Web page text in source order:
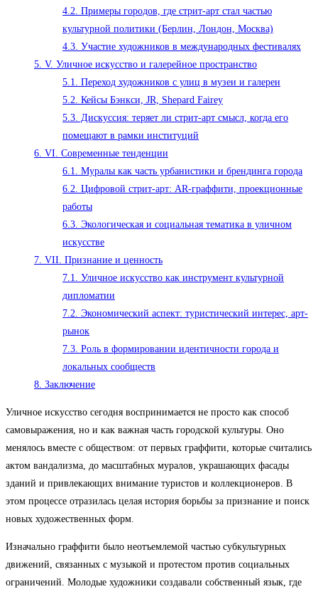
4.2. Примеры городов, где стрит-арт стал частью
культурной политики (Берлин, Лондон, Москва)
4.3. Участие художников в международных фестивалях
5. V. Уличное искусство и галерейное пространство
5.1. Переход художников с улиц в музеи и галереи
5.2. Кейсы Бэнкси, JR, Shepard Fairey
5.3. Дискуссия: теряет ли стрит-арт смысл, когда его
помещают в рамки институций
6. VI. Современные тенденции
6.1. Муралы как часть урбанистики и брендинга города
6.2. Цифровой стрит-арт: AR-граффити, проекционные
работы
6.3. Экологическая и социальная тематика в уличном
искусстве
7. VII. Признание и ценность
7.1. Уличное искусство как инструмент культурной
дипломатии
7.2. Экономический аспект: туристический интерес, арт-
рынок
7.3. Роль в формировании идентичности города и
локальных сообществ
8. Заключение
Уличное искусство сегодня воспринимается не просто как способ
самовыражения, но и как важная часть городской культуры. Оно
менялось вместе с обществом: от первых граффити, которые считались
актом вандализма, до масштабных муралов, украшающих фасады
зданий и привлекающих внимание туристов и коллекционеров. В
этом процессе отразилась целая история борьбы за признание и поиск
новых художественных форм.
Изначально граффити было неотъемлемой частью субкультурных
движений, связанных с музыкой и протестом против социальных
ограничений. Молодые художники создавали собственный язык, где